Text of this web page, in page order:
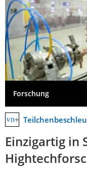
Forschung
Einzigartig in